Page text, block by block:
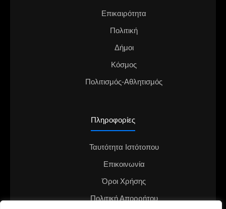
Επικαιρότητα
Πολιτική
Δήμοι
Κόσμος
Πολιτισμός-Αθλητισμός
Πληροφορίες
Ταυτότητα Ιστότοπου
Επικοινωνία
Όροι Χρήσης
Πολιτική Απορρήτου